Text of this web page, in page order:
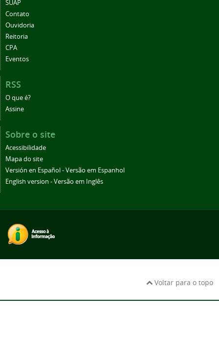
SUAP
Contato
Ouvidoria
Reitoria
CPA
Eventos
RSS
O que é?
Assine
Sobre o site
Acessibilidade
Mapa do site
Versión en Español - Versão em Espanhol
English version - Versão em Inglês
Voltar para o topo